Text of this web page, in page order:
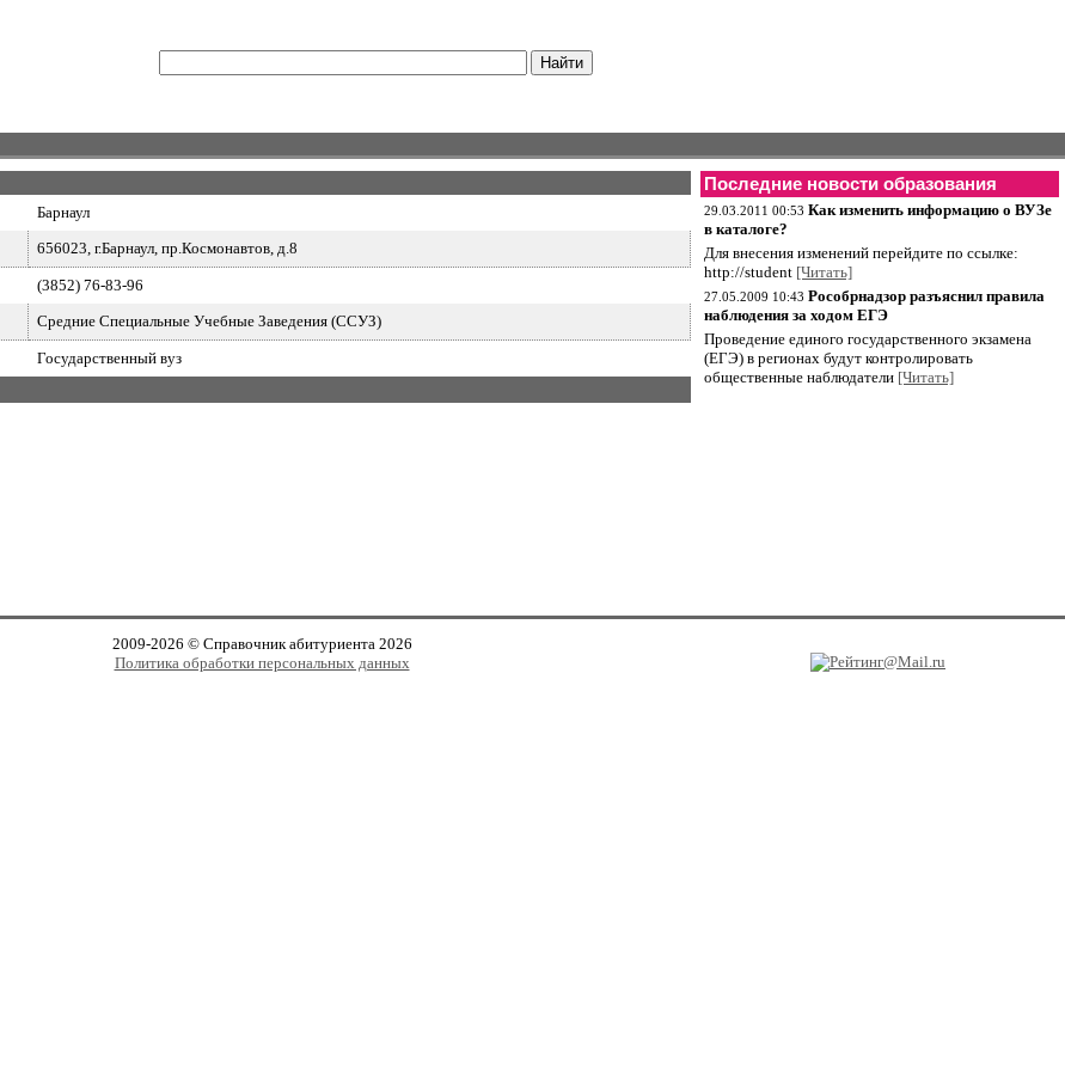
Барнаул
656023, г.Барнаул, пр.Космонавтов, д.8
(3852) 76-83-96
Средние Специальные Учебные Заведения (ССУЗ)
Государственный вуз
Последние новости образования
29.03.2011 00:53 Как изменить информацию о ВУЗе
в каталоге?
Для внесения изменений перейдите по ссылке:
http://student [Читать]
27.05.2009 10:43 Рособрнадзор разъяснил правила
наблюдения за ходом ЕГЭ
Проведение единого государственного экзамена
(ЕГЭ) в регионах будут контролировать
общественные наблюдатели [Читать]
2009-2026 © Справочник абитуриента 2026
Политика обработки персональных данных